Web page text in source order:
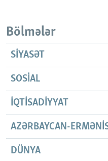
Bölmələr
SIYASƏT
SOSIAL
İQTISADIYYAT
AZƏRBAYCAN-
DÜNYA